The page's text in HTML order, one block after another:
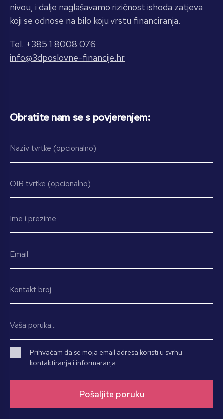
nivou, i dalje naglašavamo rizičnost ishoda zatjeva
koji se odnose na bilo koju vrstu financiranja.
Tel. +385 1 8008 076
info@3dposlovne-financije.hr
Obratite nam se s povjerenjem:
Prihvaćam da se moja email adresa koristi u svrhu
kontaktiranja i informaranja.